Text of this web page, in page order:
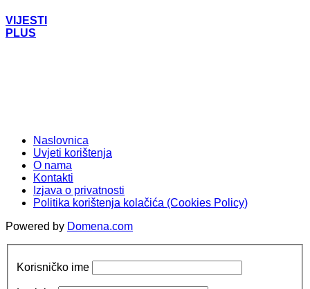
VIJESTI
PLUS
Naslovnica
Uvjeti korištenja
O nama
Kontakti
Izjava o privatnosti
Politika korištenja kolačića (Cookies Policy)
Powered by Domena.com
Korisničko ime